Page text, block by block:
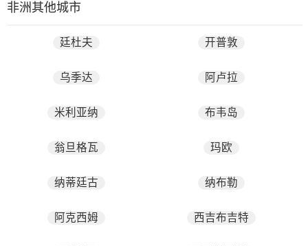
非洲其他城市
廷杜夫 开普敦
乌季达 阿卢拉
米利亚纳 布韦岛
翁旦格瓦 玛欧
纳蒂廷古 纳布勒
阿克西姆 西吉布吉特